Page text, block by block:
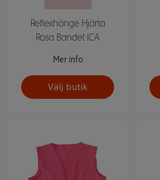
Reflexhänge Hjärta
Rosa Bandet ICA
Mer info
Välj butik